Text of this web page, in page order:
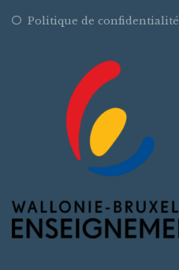
Politique de confidentialité